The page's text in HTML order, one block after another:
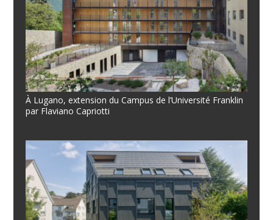
À Lugano, extension du Campus de l’Université Franklin
par Flaviano Capriotti